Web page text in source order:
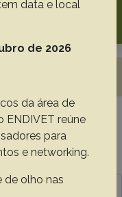
(1)
data e local
de 2026
da área de
ENDIVET reúne
para
e networking.
de olho nas